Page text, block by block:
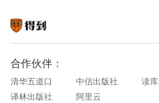
合作伙伴：
清华五道口 中信出版社 读库
译林出版社
阿里云